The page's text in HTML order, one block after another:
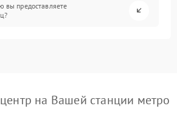
вы предоставляете
на Вашей станции метро